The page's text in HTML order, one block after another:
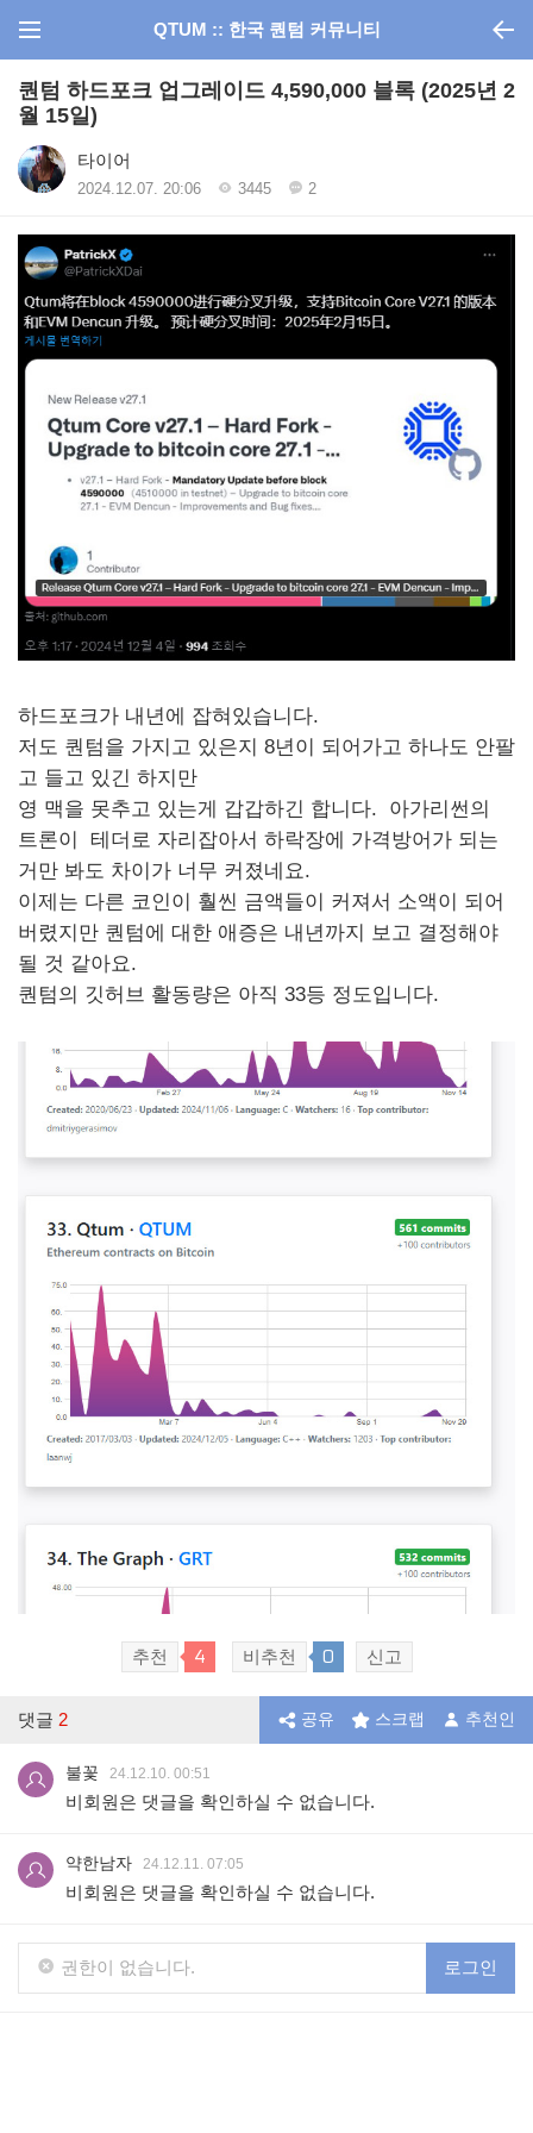
QTUM :: 한국 퀀텀 커뮤니티
퀀텀 하드포크 업그레이드 4,590,000 블록 (2025년 2
월 15일)
타이어
2024.12.07. 20:06 3445 2
하드포크가 내년에 잡혀있습니다.
저도 퀀텀을 가지고 있은지 8년이 되어가고 하나도 안팔
고 들고 있긴 하지만
영 맥을 못추고 있는게 갑갑하긴 합니다. 아가리썬의
트론이 테더로 자리잡아서 하락장에 가격방어가 되는
거만 봐도 차이가 너무 커졌네요.
이제는 다른 코인이 훨씬 금액들이 커져서 소액이 되어
버렸지만 퀀텀에 대한 애증은 내년까지 보고 결정해야
될 것 같아요.
퀀텀의 깃허브 활동량은 아직 33등 정도입니다.
추천 4 비추천 0 신고
댓글 2 공유 스크랩 추천인
불꽃 24.12.10. 00:51
비회원은 댓글을 확인하실 수 없습니다.
약한남자 24.12.11. 07:05
비회원은 댓글을 확인하실 수 없습니다.
권한이 없습니다. 로그인